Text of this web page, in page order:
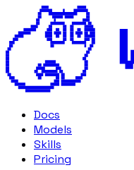
Docs
Models
Skills
Pricing